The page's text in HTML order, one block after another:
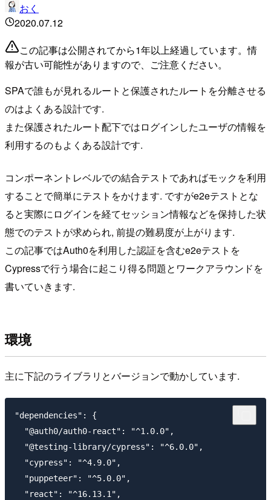
おく
2020.07.12
この記事は公開されてから1年以上経過しています。情
報が古い可能性がありますので、ご注意ください。
SPAで誰もが見れるルートと保護されたルートを分離させる
のはよくある設計です.
また保護されたルート配下ではログインしたユーザの情報を
利用するのもよくある設計です.
コンポーネントレベルでの結合テストであればモックを利用
することで簡単にテストをかけます. ですがe2eテストとな
ると実際にログインを経てセッション情報などを保持した状
態でのテストが求められ, 前提の難易度が上がります.
この記事ではAuth0を利用した認証を含むe2eテストを
Cypressで行う場合に起こり得る問題とワークアラウンドを
書いていきます.
環境
主に下記のライブラリとバージョンで動かしています.
"dependencies": {
  "@auth0/auth0-react": "^1.0.0",
  "@testing-library/cypress": "^6.0.0",
  "cypress": "^4.9.0",
  "puppeteer": "^5.0.0",
  "react": "^16.13.1",